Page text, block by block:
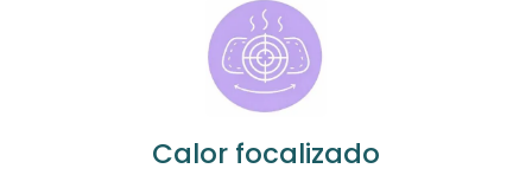
Calor focalizado